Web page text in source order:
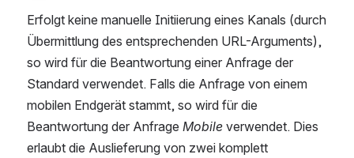
Erfolgt keine manuelle Initiierung eines Kanals (durch
Übermittlung des entsprechenden URL-Arguments),
so wird für die Beantwortung einer Anfrage der
Standard verwendet. Falls die Anfrage von einem
mobilen Endgerät stammt, so wird für die
Beantwortung der Anfrage Mobile verwendet. Dies
erlaubt die Auslieferung von zwei komplett